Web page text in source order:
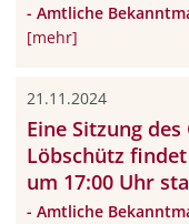
- Amtliche
[mehr]
21.11.2024
Eine Sitzung
Löbschütz
um 17:00 Uhr
- Amtliche